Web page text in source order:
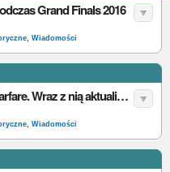
Grand Finals 2016
, Wiadomości
Nowa mapa w Armored Warfare. Wraz z nią aktualizacja 0.14
, Wiadomości